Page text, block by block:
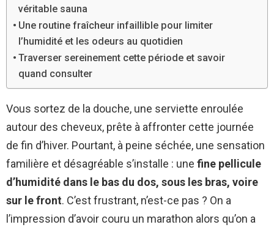
véritable sauna
Une routine fraîcheur infaillible pour limiter
l’humidité et les odeurs au quotidien
Traverser sereinement cette période et savoir
quand consulter
Vous sortez de la douche, une serviette enroulée
autour des cheveux, prête à affronter cette journée
de fin d’hiver. Pourtant, à peine séchée, une sensation
familière et désagréable s’installe : une fine pellicule
d’humidité dans le bas du dos, sous les bras, voire
sur le front. C’est frustrant, n’est-ce pas ? On a
l’impression d’avoir couru un marathon alors qu’on a